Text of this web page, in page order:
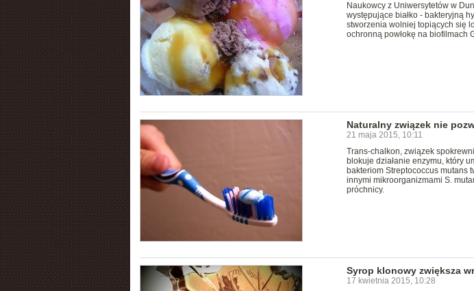
Naukowcy z Uniwersytetów w
występujące białko - bakteryjną
stworzenia wolniej topiących się
ochronną powłokę na biofilmach
Naturalny związek nie
21 maja 2015, 10:11
Trans-chalkon, związek
blokuje działanie enzymu, który
bakteriom Streptococcus mutans
innymi mikroorganizmami S.
próchnicy.
Syrop klonowy zwiększa
17 kwietnia 2015, 10:28